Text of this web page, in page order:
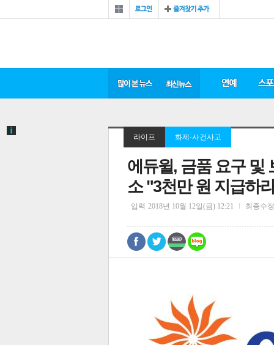
즐겨찾기
라이프 화제·사건사고
에듀윌, 금품 요구 및
소 "3천만 원 지급하
입력 2018년 10월 12일(금) 12:21 최종수정
0